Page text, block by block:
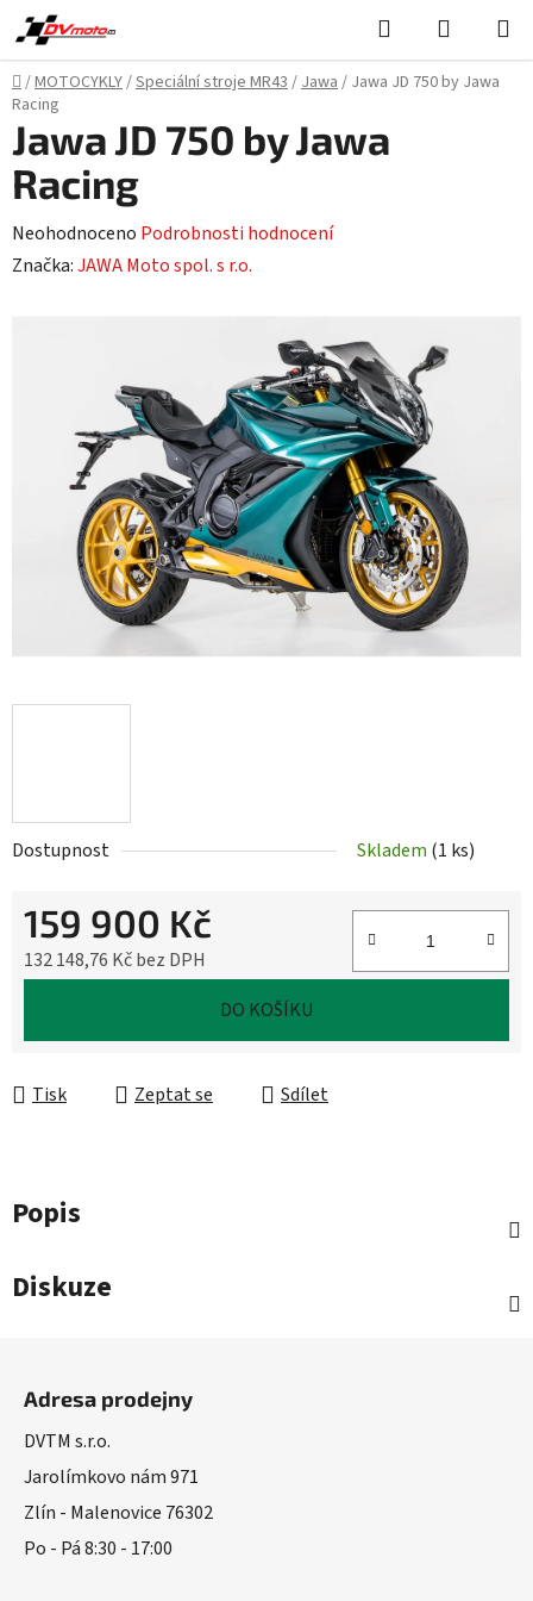
Přejít
na
obsah
Hledat
KOŠÍK
Domů
/MOTOCYKLY/Speciální stroje MR43/Jawa/ Jawa JD 750 by Jawa
Racing
Dostupnost Skladem (1 ks)
159 900 Kč
132 148,76 Kč bez DPH
DO KOŠÍKU
Tisk Zeptat se Sdílet
Jawa JD 750 by Jawa
Racing
Průměrné
hodnocení
hvězdiček.
Neohodnoceno Podrobnosti hodnocení
Značka:JAWA Moto spol. s r.o.
Popis
Diskuze
Adresa prodejny
DVTM s.r.o.
Jarolímkovo nám 971
Zlín - Malenovice 76302
Po - Pá 8:30 - 17:00